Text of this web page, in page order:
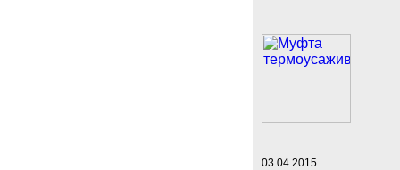
03.04.2015